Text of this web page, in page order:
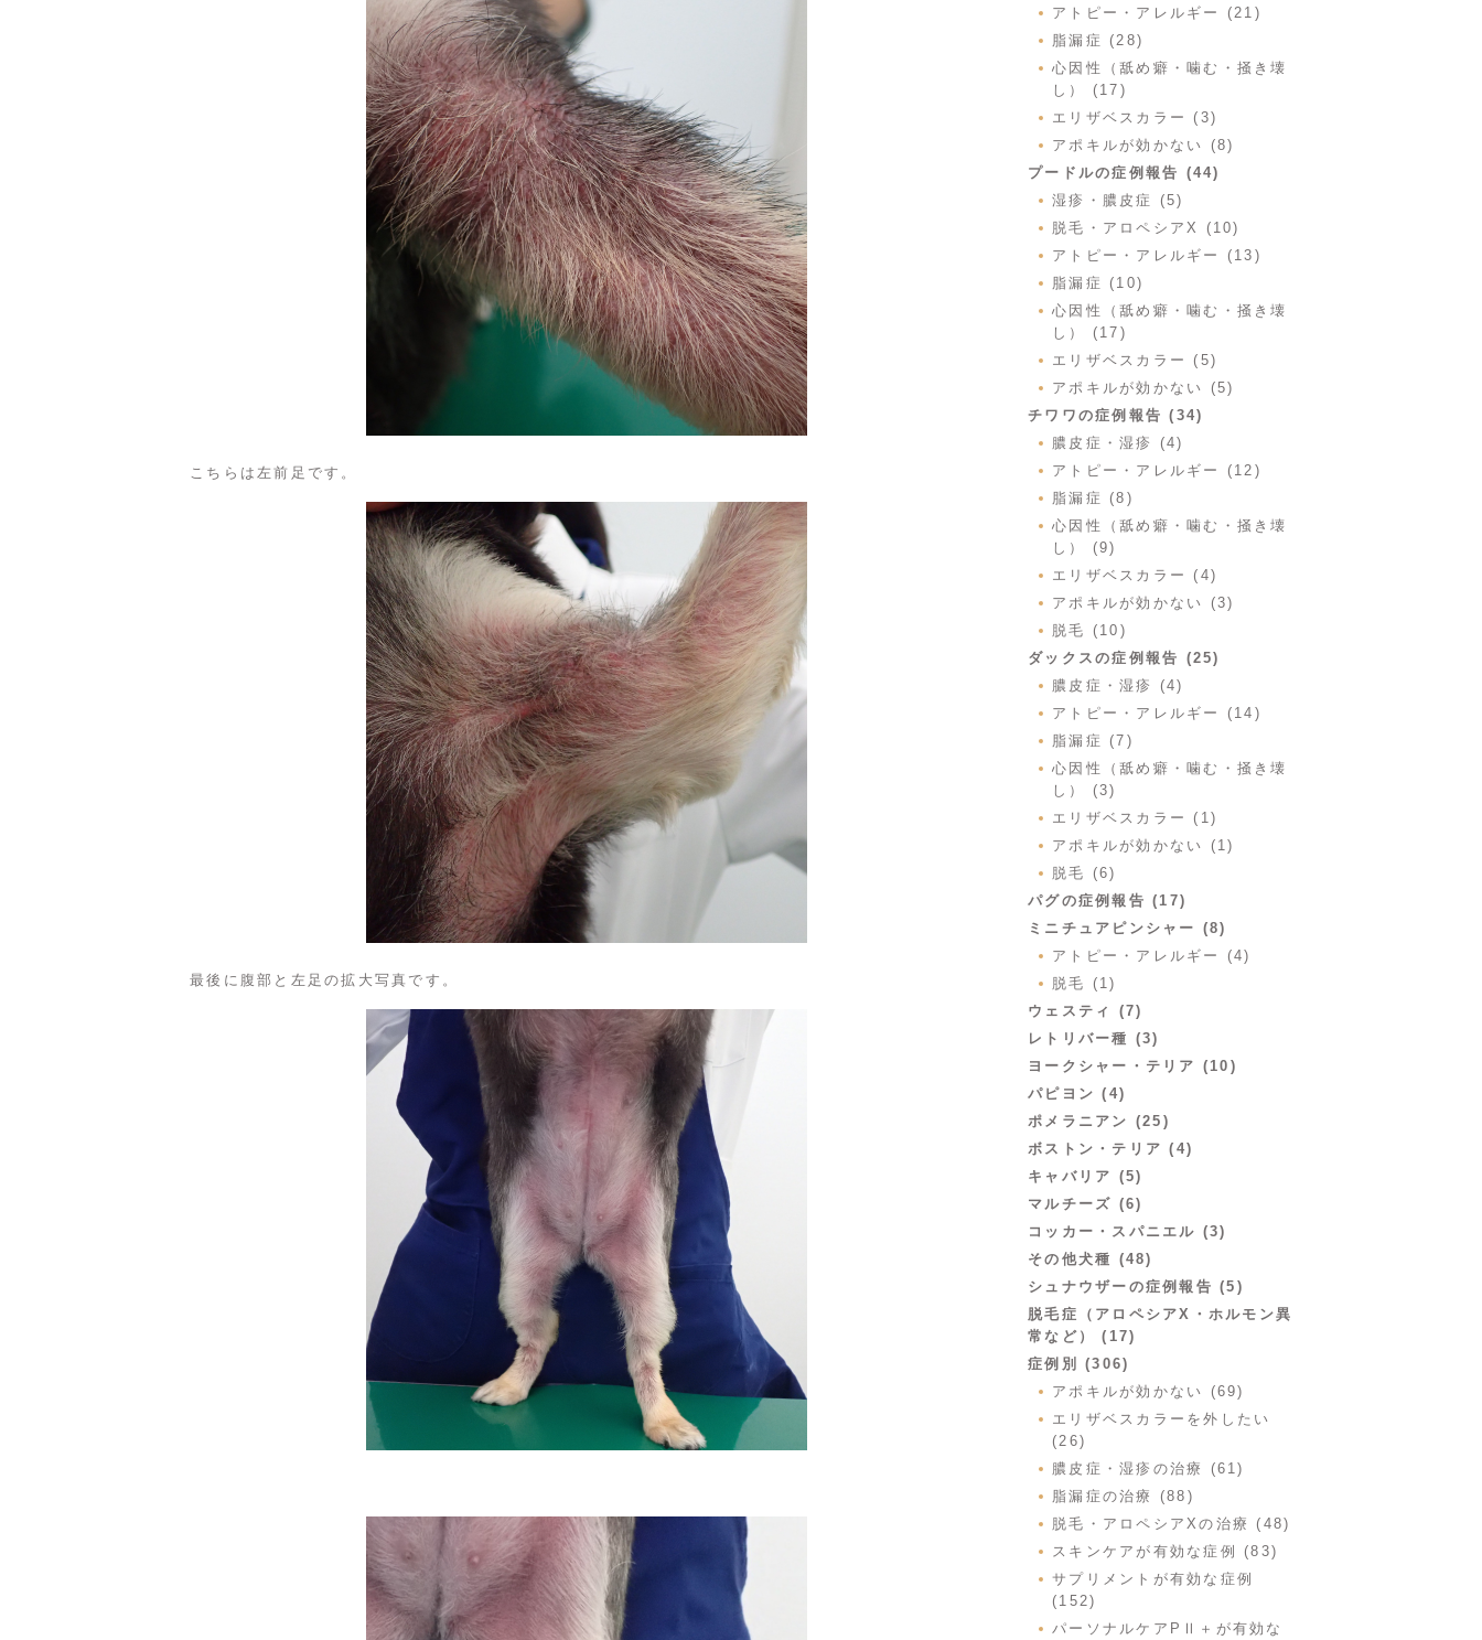
こちらは左前足です。
最後に腹部と左足の拡大写真です。
アトピー・アレルギー (21)
脂漏症 (28)
心因性（舐め癖・噛む・掻き壊
し） (17)
エリザベスカラー (3)
アポキルが効かない (8)
プードルの症例報告 (44)
湿疹・膿皮症 (5)
脱毛・アロペシアX (10)
アトピー・アレルギー (13)
脂漏症 (10)
心因性（舐め癖・噛む・掻き壊
し） (17)
エリザベスカラー (5)
アポキルが効かない (5)
チワワの症例報告 (34)
膿皮症・湿疹 (4)
アトピー・アレルギー (12)
脂漏症 (8)
心因性（舐め癖・噛む・掻き壊
し） (9)
エリザベスカラー (4)
アポキルが効かない (3)
脱毛 (10)
ダックスの症例報告 (25)
膿皮症・湿疹 (4)
アトピー・アレルギー (14)
脂漏症 (7)
心因性（舐め癖・噛む・掻き壊
し） (3)
エリザベスカラー (1)
アポキルが効かない (1)
脱毛 (6)
パグの症例報告 (17)
ミニチュアピンシャー (8)
アトピー・アレルギー (4)
脱毛 (1)
ウェスティ (7)
レトリバー種 (3)
ヨークシャー・テリア (10)
パピヨン (4)
ポメラニアン (25)
ボストン・テリア (4)
キャバリア (5)
マルチーズ (6)
コッカー・スパニエル (3)
その他犬種 (48)
シュナウザーの症例報告 (5)
脱毛症（アロペシアX・ホルモン異
常など） (17)
症例別 (306)
アポキルが効かない (69)
エリザベスカラーを外したい
(26)
膿皮症・湿疹の治療 (61)
脂漏症の治療 (88)
脱毛・アロペシアXの治療 (48)
スキンケアが有効な症例 (83)
サプリメントが有効な症例
(152)
パーソナルケアPⅡ＋が有効な